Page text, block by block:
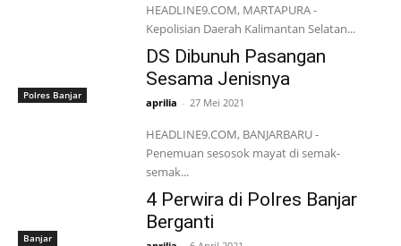
HEADLINE9.COM, MARTAPURA -
Kepolisian Daerah Kalimantan Selatan...
Polres Banjar
DS Dibunuh Pasangan
Sesama Jenisnya
aprilia - 27 Mei 2021
HEADLINE9.COM, BANJARBARU -
Penemuan sesosok mayat di semak-
semak...
Banjar
4 Perwira di Polres Banjar
Berganti